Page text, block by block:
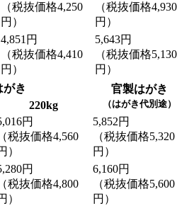
（税抜価格4,250
円）
（税抜価格4,930
円）
4,851円
（税抜価格4,410
円）
5,643円
（税抜価格5,130
円）
がき 官製はがき
（はがき代別途）
220kg
円
（税抜価格4,560
）
5,852円
（税抜価格5,320
円）
円
（税抜価格4,800
）
6,160円
（税抜価格5,600
円）